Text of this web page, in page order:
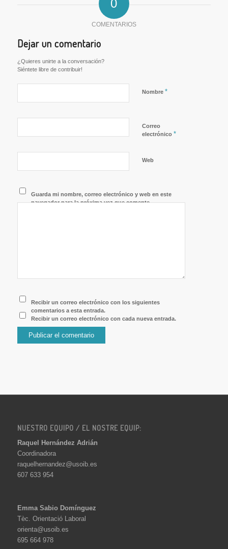
0
COMENTARIOS
Dejar un comentario
¿Quieres unirte a la conversación?
Siéntete libre de contribuir!
Nombre *
Correo
electrónico *
Web
Guarda mi nombre, correo electrónico y web en este
navegador para la próxima vez que comente.
Recibir un correo electrónico con los siguientes
comentarios a esta entrada.
Recibir un correo electrónico con cada nueva entrada.
NUESTRO EQUIPO / EL NOSTRE EQUIP:
Raquel Hernández Adrián
Coordinadora
raquelhernandez@usoib.es
607 633 954
Emma Sabio Domínguez
Tèc. Orientació Laboral
orienta@usoib.es
695 664 978